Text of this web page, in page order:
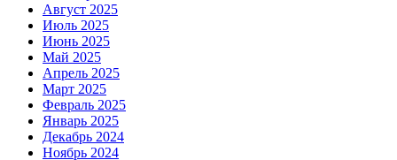
Август 2025
Июль 2025
Июнь 2025
Май 2025
Апрель 2025
Март 2025
Февраль 2025
Январь 2025
Декабрь 2024
Ноябрь 2024